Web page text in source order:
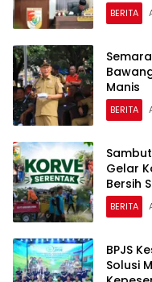
BERITA
Manis
BERITA
Gelar
Bersih
BERITA
BPJS
Solusi